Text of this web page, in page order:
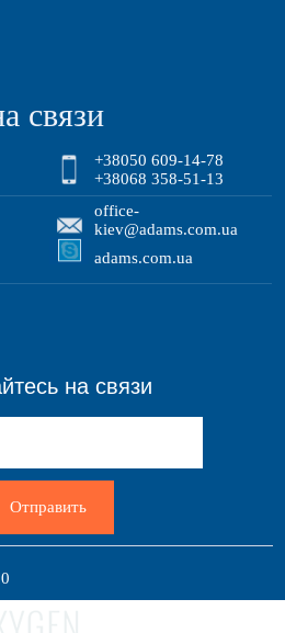
связи
+38050 609-14-78
+38068 358-51-13
office-
kiev@adams.com.ua
adams.com.ua
на связи
Отправить